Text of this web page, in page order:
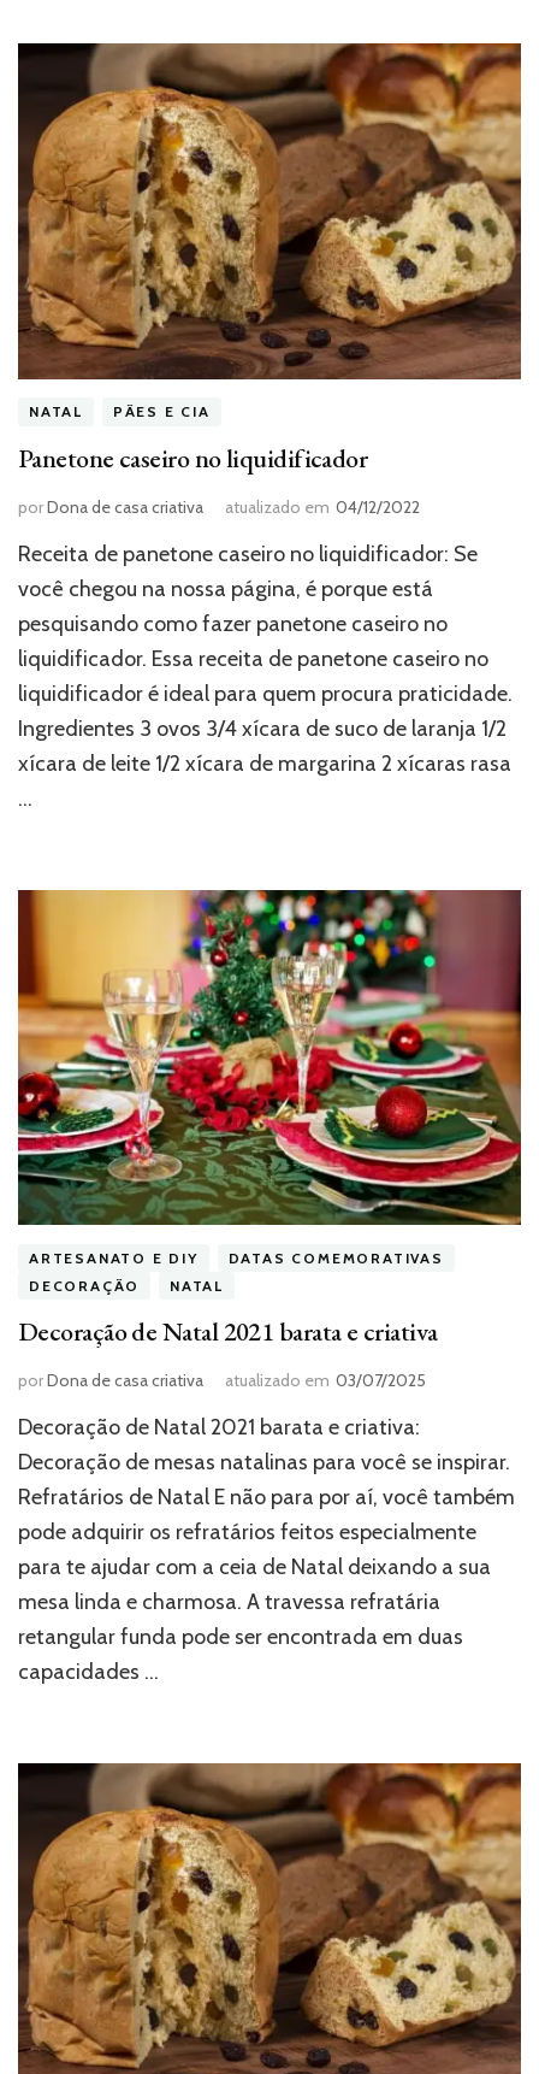
NATAL PÃES E CIA
Panetone caseiro no liquidificador
porDona de casa criativa atualizado em 04/12/2022
Receita de panetone caseiro no liquidificador: Se
você chegou na nossa página, é porque está
pesquisando como fazer panetone caseiro no
liquidificador. Essa receita de panetone caseiro no
liquidificador é ideal para quem procura praticidade.
Ingredientes 3 ovos 3/4 xícara de suco de laranja 1/2
xícara de leite 1/2 xícara de margarina 2 xícaras rasa
…
ARTESANATO E DIY
DATAS COMEMORATIVAS
DECORAÇÃO
NATAL
Decoração de Natal 2021 barata e criativa
porDona de casa criativa atualizado em 03/07/2025
Decoração de Natal 2021 barata e criativa:
Decoração de mesas natalinas para você se inspirar.
Refratários de Natal E não para por aí, você também
pode adquirir os refratários feitos especialmente
para te ajudar com a ceia de Natal deixando a sua
mesa linda e charmosa. A travessa refratária
retangular funda pode ser encontrada em duas
capacidades …